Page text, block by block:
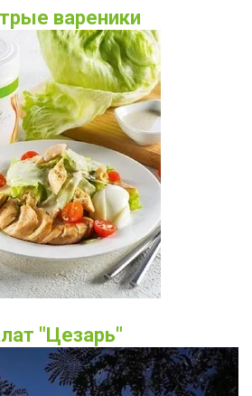
вареники
"Цезарь"